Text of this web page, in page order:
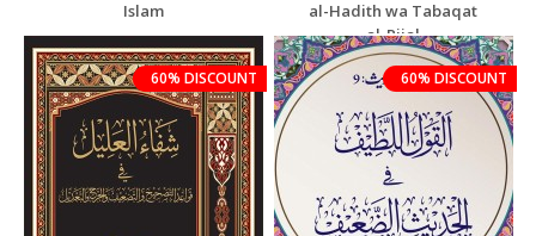
Islam
al-Hadith wa Tabaqat
al-Rijal
60% DISCOUNT 60% DISCOUNT